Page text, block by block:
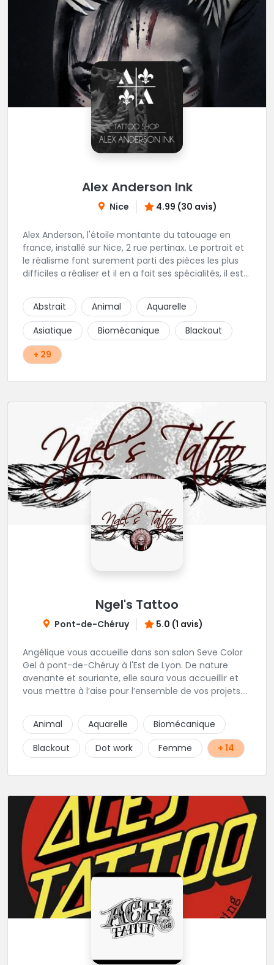
Alex Anderson Ink
Nice 4.99 (30 avis)
Alex Anderson, l'étoile montante du tatouage en
france, installé sur Nice, 2 rue pertinax. Le portrait et
le réalisme font surement parti des pièces les plus
difficiles a réaliser et il en a fait ses spécialités, il est
religieux ou du chicanos. Romain son frère sera vous
combler par sa finesse pour des pièces comme le
mandala, l'ornemental ou la calligraphie pour le
bonheur des futurs tatoués. Il y a aussi Léa, Maureen,
Fat, Tom, Sento, Lily, des artistes hors normes. Il n'y a
qu'à regarder les pièces sélectionnées ici pour
Abstrait Animal
Aquarelle
Asiatique
Biomécanique
Blackout
+ 29
Ngel's Tattoo
Pont-de-Chéruy 5.0 (1 avis)
Angélique vous accueille dans son salon Seve Color
Gel à pont-de-Chéruy à l'Est de Lyon. De nature
avenante et souriante, elle saura vous accueillir et
vous mettre à l’aise pour l’ensemble de vos projets.
tatouages allant des calligraphies, motifs floraux au
réalisme.
Animal Aquarelle
Biomécanique
Blackout
Dot work Femme + 14